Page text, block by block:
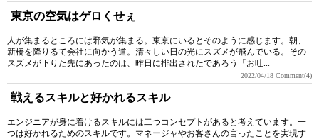
東京の空気はゲロくせぇ
人が集まるところには邪気が集まる。東京にいるとそのように感じます。朝、
新橋を降りるて会社に向かう道。清々しい日の光にスズメが飛んでいる。その
スズメが下りた先にあったのは、昨日に排出されたであろう「お吐...
2022/04/18 Comment(4)
戦えるスキルと好かれるスキル
エンジニアが身に着けるスキルには二つコンセプトがあると考えています。一
つは好かれるためのスキルです。マネージャやお客さんの言ったことを実現す